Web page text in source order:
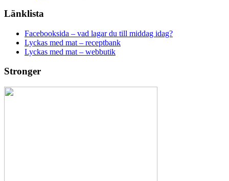
Länklista
Facebooksida – vad lagar du till middag idag?
Lyckas med mat – receptbank
Lyckas med mat – webbutik
Stronger